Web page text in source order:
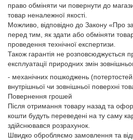
право обміняти чи повернути до
товар неналежної якості.
Можливо, відповідно до Закону «Про
перед тим, як здати або обміняти
проведення технічної експертизи.
Також гарантія не розповсюджується
експлуатації природних змін
- механічних пошкоджень
внутрішньої чи зовнішньої поверхні
Повернення грошей
Після отримання товару назад та
кошти будуть переведені на ту саму
здійснювався розрахунок.
Швидко обробляємо замовлення та